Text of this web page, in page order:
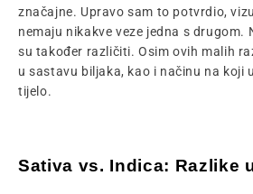
značajne. Upravo sam to potvrdio,
nemaju nikakve veze jedna s drugom.
su također različiti. Osim ovih malih
u sastavu biljaka, kao i načinu na koji
tijelo.
Sativa vs. Indica: Razlike